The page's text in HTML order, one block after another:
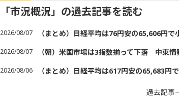
「市況概況」の過去記事を読む
2026/08/07 （まとめ）日経平均は76円安の65,606円
2026/08/07 （朝）米国市場は3指数揃って下落 中東
2026/08/06 （まとめ）日経平均は617円安の65,683
過去記事